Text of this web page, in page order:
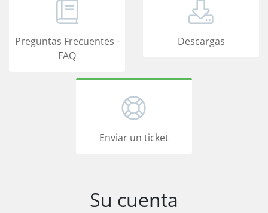
Preguntas Frecuentes -
FAQ
Descargas
Enviar un ticket
Su cuenta